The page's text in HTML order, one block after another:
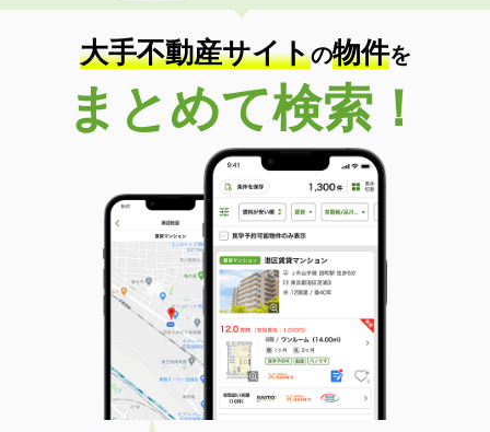
大手不動産サイトの物件を
まとめて検索！